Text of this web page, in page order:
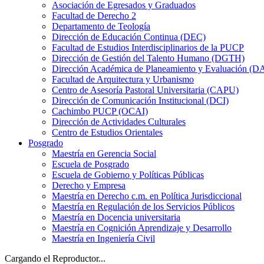
Asociación de Egresados y Graduados
Facultad de Derecho 2
Departamento de Teología
Dirección de Educación Continua (DEC)
Facultad de Estudios Interdisciplinarios de la PUCP
Dirección de Gestión del Talento Humano (DGTH)
Dirección Académica de Planeamiento y Evaluación
Facultad de Arquitectura y Urbanismo
Centro de Asesoría Pastoral Universitaria (CAPU)
Dirección de Comunicación Institucional (DCI)
Cachimbo PUCP (OCAI)
Dirección de Actividades Culturales
Centro de Estudios Orientales
Posgrado
Maestría en Gerencia Social
Escuela de Posgrado
Escuela de Gobierno y Políticas Públicas
Derecho y Empresa
Maestría en Derecho c.m. en Política Jurisdiccional
Maestría en Regulación de los Servicios Públicos
Maestría en Docencia universitaria
Maestría en Cognición Aprendizaje y Desarrollo
Maestría en Ingeniería Civil
Cargando el Reproductor...